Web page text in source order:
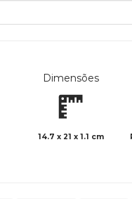
Dimensões
14.7 x 21 x 1.1 cm